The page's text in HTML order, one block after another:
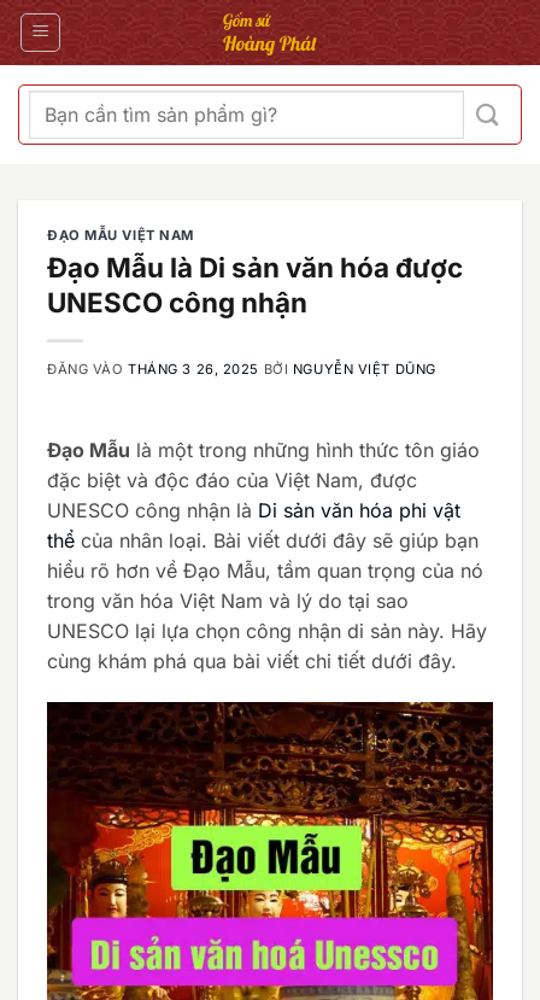
Bỏ
qua
Tìm
kiếm:
ĐẠO MẪU VIỆT NAM
Đạo Mẫu là Di sản văn hóa được
UNESCO công nhận
ĐĂNG VÀOTHÁNG 3 26, 2025 BỞI NGUYỄN VIỆT DŨNG
Đạo Mẫu là một trong những hình thức tôn giáo
đặc biệt và độc đáo của Việt Nam, được
UNESCO công nhận là Di sản văn hóa phi vật
thể của nhân loại. Bài viết dưới đây sẽ giúp bạn
hiểu rõ hơn về Đạo Mẫu, tầm quan trọng của nó
trong văn hóa Việt Nam và lý do tại sao
UNESCO lại lựa chọn công nhận di sản này. Hãy
cùng khám phá qua bài viết chi tiết dưới đây.